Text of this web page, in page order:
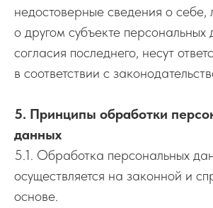
недостоверные сведения о себе,
о другом субъекте персональных
согласия последнего, несут
в соответствии с
5. Принципы обработки
данных
5.1. Обработка персональных
осуществляется на законной и
основе.